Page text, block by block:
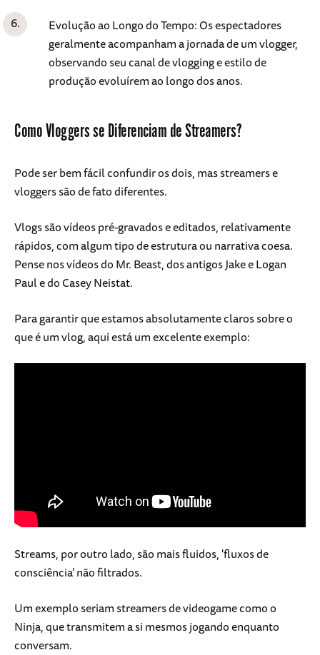
Evolução ao Longo do Tempo: Os espectadores
geralmente acompanham a jornada de um vlogger,
observando seu canal de vlogging e estilo de
produção evoluírem ao longo dos anos.
Como Vloggers se Diferenciam de Streamers?
Pode ser bem fácil confundir os dois, mas streamers e
vloggers são de fato diferentes.
Vlogs são vídeos pré-gravados e editados, relativamente
rápidos, com algum tipo de estrutura ou narrativa coesa.
Pense nos vídeos do Mr. Beast, dos antigos Jake e Logan
Paul e do Casey Neistat.
Para garantir que estamos absolutamente claros sobre o
que é um vlog, aqui está um excelente exemplo:
Streams, por outro lado, são mais fluidos, 'fluxos de
consciência' não filtrados.
Um exemplo seriam streamers de videogame como o
Ninja, que transmitem a si mesmos jogando enquanto
conversam.